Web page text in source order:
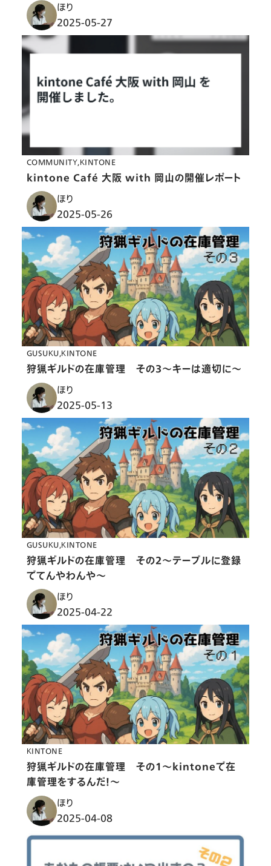
ほり
2025-05-27
COMMUNITY KINTONE
kintone Café 大阪 with 岡山の開催レポート
ほり
2025-05-26
GUSUKU KINTONE
狩猟ギルドの在庫管理 その３〜キーは適切に〜
ほり
2025-05-13
GUSUKU KINTONE
狩猟ギルドの在庫管理 その２〜テーブルに登録
でてんやわんや〜
ほり
2025-04-22
KINTONE
狩猟ギルドの在庫管理 その１〜kintoneで在
庫管理をするんだ！〜
ほり
2025-04-08